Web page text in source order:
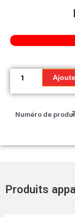
quantité
à
Numéro de
Produits